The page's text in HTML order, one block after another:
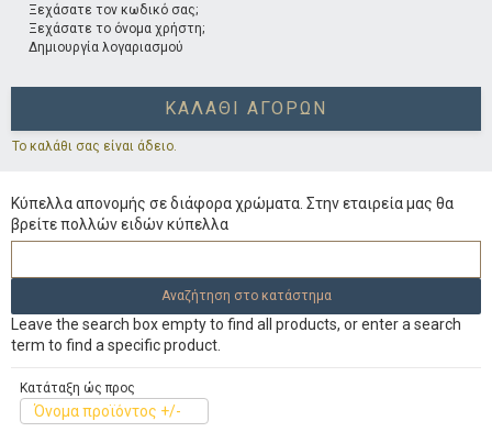
Ξεχάσατε τον κωδικό σας;
Ξεχάσατε το όνομα χρήστη;
Δημιουργία λογαριασμού
ΚΑΛΆΘΙ ΑΓΟΡΏΝ
Το καλάθι σας είναι άδειο.
Κύπελλα απονομής σε διάφορα χρώματα. Στην εταιρεία μας θα
βρείτε πολλών ειδών κύπελλα
Leave the search box empty to find all products, or enter a search
term to find a specific product.
Κατάταξη ώς προς
Όνομα προϊόντος +/-